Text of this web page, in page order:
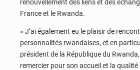
renouvellement des liens et des
France et le Rwanda.
« J’ai également eu le plaisir de
personnalités rwandaises, et en
président de la République du
remercier pour son accueil et la